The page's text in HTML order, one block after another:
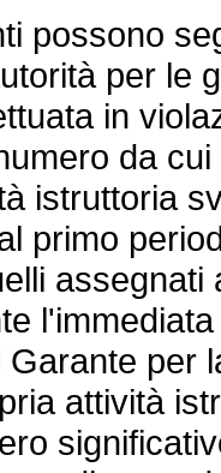
possono
per le
in
da
istruttoria
primo
per
attività